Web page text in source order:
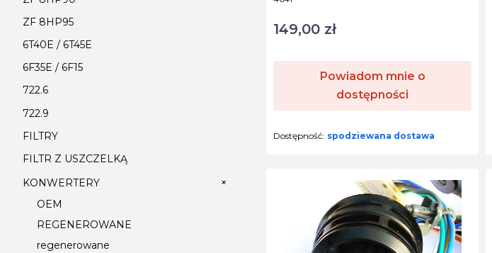
ZF 8HP95
6T40E / 6T45E
6F35E / 6F15
722.6
722.9
FILTRY
FILTR Z USZCZELKĄ
KONWERTERY
+
OEM
REGENEROWANE
regenerowane
Cena
149,00 zł
Powiadom mnie o
dostępności
Dostępność: spodziewana dostawa